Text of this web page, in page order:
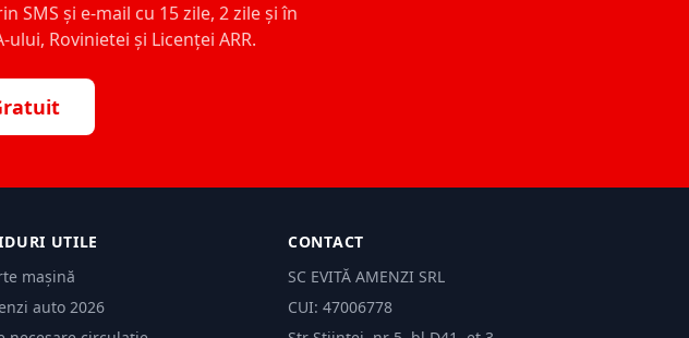
și e-mail cu 15 zile, 2 zile și în
Rovinietei și Licenței ARR.
UTILE
mașină
auto 2026
CONTACT
SC EVITĂ AMENZI SRL
CUI: 47006778